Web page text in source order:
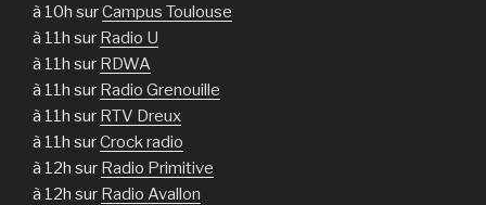
à 10h surCampus Toulouse
à 11h sur Radio U
à 11h sur RDWA
à 11h sur Radio Grenouille
à 11h sur RTV Dreux
à 11h surCrock radio
à 12h sur Radio Primitive
à 12h sur Radio Avallon